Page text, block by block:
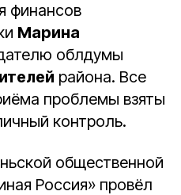
финансов
Марина
облдумы
района. Все
проблемы взяты
контроль.
общественной
Россия» провёл